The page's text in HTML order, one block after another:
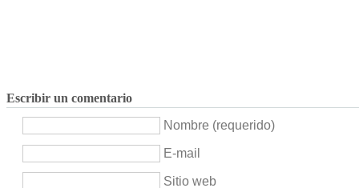
Escribir un comentario
Nombre (requerido)
E-mail
Sitio web